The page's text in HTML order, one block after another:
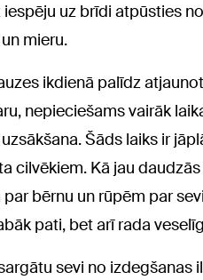
iespēju uz brīdi atpūsties
mieru.
ikdienā palīdz
nepieciešams vairāk
Šāds laiks ir
cilvēkiem. Kā jau
bērnu un rūpēm par
pati, bet arī rada
sevi no izdegšanas